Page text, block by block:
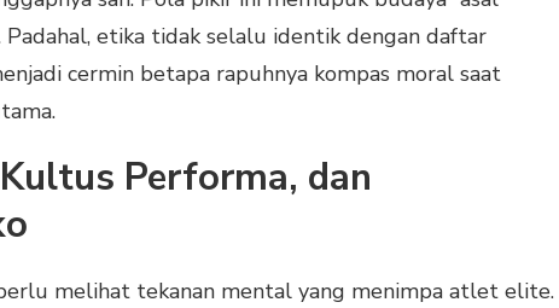
etika tidak selalu identik dengan daftar
cermin betapa rapuhnya kompas moral saat
Performa, dan
melihat tekanan mental yang menimpa atlet elite.